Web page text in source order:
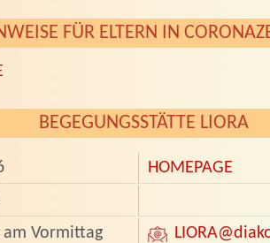
FÜR ELTERN IN
BEGEGUNGSSTÄTTE LIORA
HOMEPAGE
Vormittag
LIORA